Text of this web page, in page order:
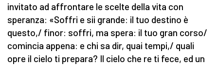
invitato ad affrontare le scelte della vita con
speranza: «Soffri e sii grande: il tuo destino è
questo,/ finor: soffri, ma spera: il tuo gran corso/
comincia appena: e chi sa dir, quai tempi,/ quali
opre il cielo ti prepara? Il cielo che re ti fece, ed un